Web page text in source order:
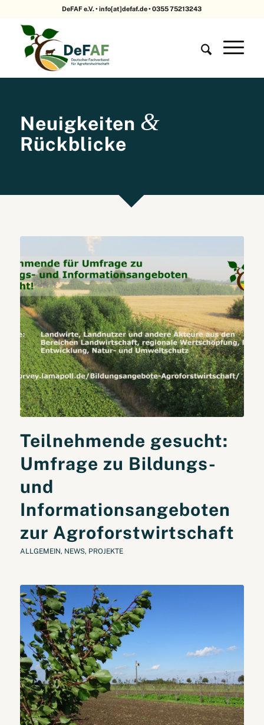
DeFAF e.V. • info[at]defaf.de • 0355 75213243
Neuigkeiten &
Rückblicke
Teilnehmende gesucht:
Umfrage zu Bildungs-
und
Informationsangeboten
zur Agroforstwirtschaft
ALLGEMEIN, NEWS, PROJEKTE